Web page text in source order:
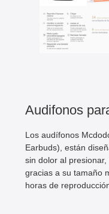
Audifonos
Los audífonos
Earbuds), están
sin dolor al
gracias a su tamaño
horas de